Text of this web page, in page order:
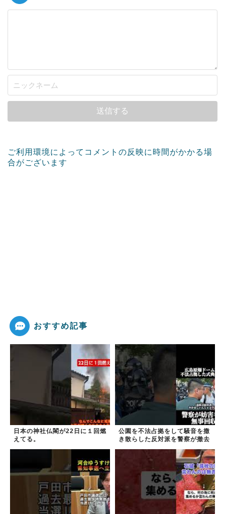
ご利用環境によってコメントの反映に時間がかかる場
合がございます
おすすめ記事
日本の神社仏閣が22日に１回燃
えてる。
公園を不法占拠をして騒音を撒
き散らした反対派を警察が撤去